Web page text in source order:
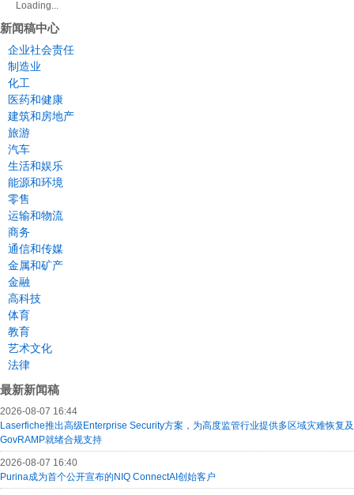
Loading...
新闻稿中心
企业社会责任
制造业
化工
医药和健康
建筑和房地产
旅游
汽车
生活和娱乐
能源和环境
零售
运输和物流
商务
通信和传媒
金属和矿产
金融
高科技
体育
教育
艺术文化
法律
最新新闻稿
2026-08-07 16:44
Laserfiche推出高级Enterprise Security方案，为高度监管行业提供多区域灾难恢复及
GovRAMP就绪合规支持
2026-08-07 16:40
Purina成为首个公开宣布的NIQ ConnectAI创始客户